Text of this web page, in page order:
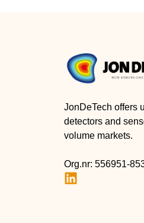
JonDeTech offers
detectors and
volume markets.
Org.nr: 556951-